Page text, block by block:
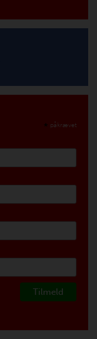
* påkrævet